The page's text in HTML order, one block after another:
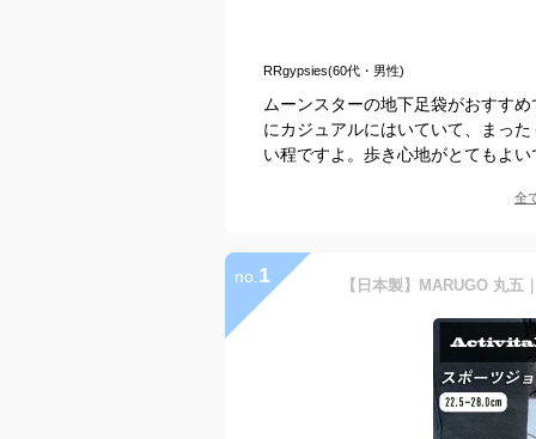
RRgypsies(60代・男性)
ムーンスターの地下足袋がおすす
にカジュアルにはいていて、まっ
い程ですよ。歩き心地がとてもよい
全
no. 1